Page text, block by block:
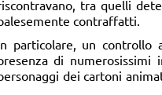
tra quelli
contraffatti.
particolare, un controllo
di
dei cartoni